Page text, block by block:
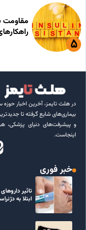
مقاومت
در هلث تایمز، آخرین اخبار حوزه
بیماری‌های شایع گرفته تا
و پیشرفت‌های دنیای پزشکی،
اینجاست.
خبر فوری
ابتلا به